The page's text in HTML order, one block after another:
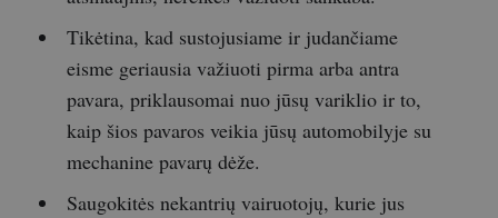
Tikėtina, kad sustojusiame ir judančiame
eisme geriausia važiuoti pirma arba antra
pavara, priklausomai nuo jūsų variklio ir to,
kaip šios pavaros veikia jūsų automobilyje su
mechanine pavarų dėže.
Saugokitės nekantrių vairuotojų, kurie jus